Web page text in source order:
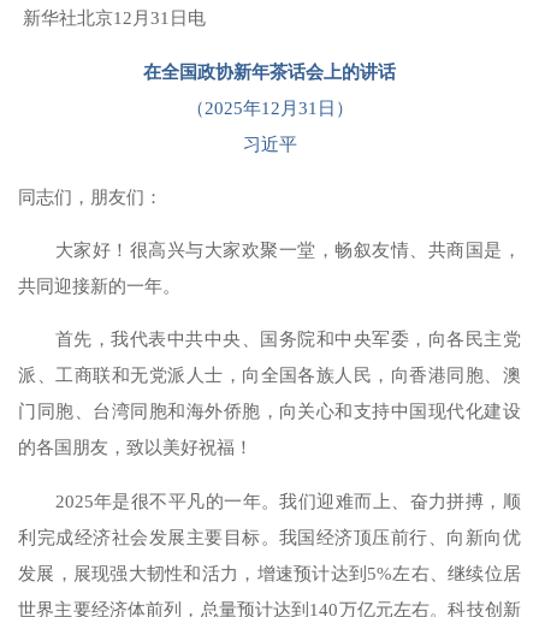
新华社北京12月31日电
在全国政协新年茶话会上的讲话
（2025年12月31日）
习近平
同志们，朋友们：
大家好！很高兴与大家欢聚一堂，畅叙友情、共商国是，
共同迎接新的一年。
首先，我代表中共中央、国务院和中央军委，向各民主党
派、工商联和无党派人士，向全国各族人民，向香港同胞、澳
门同胞、台湾同胞和海外侨胞，向关心和支持中国现代化建设
的各国朋友，致以美好祝福！
2025年是很不平凡的一年。我们迎难而上、奋力拼搏，顺
利完成经济社会发展主要目标。我国经济顶压前行、向新向优
发展，展现强大韧性和活力，增速预计达到5%左右、继续位居
世界主要经济体前列，总量预计达到140万亿元左右。科技创新